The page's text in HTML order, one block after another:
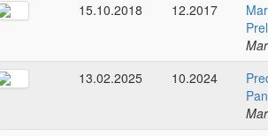
15.10.2018
12.2017
13.02.2025
10.2024